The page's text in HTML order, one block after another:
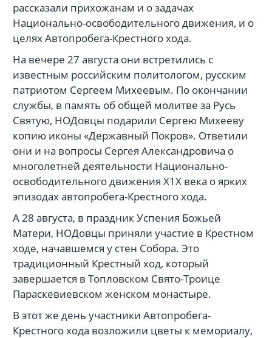
рассказали прихожанам и о задачах
Национально-освободительного движения, и о
целях Автопробега-Крестного хода.
На вечере 27 августа они встретились с
известным российским политологом, русским
патриотом Сергеем Михеевым. По окончании
службы, в память об общей молитве за Русь
Святую, НОДовцы подарили Сергею Михееву
копию иконы «Державный Покров». Ответили
они и на вопросы Сергея Александровича о
многолетней деятельности Национально-
освободительного движения Х1Х века о ярких
эпизодах автопробега-Крестного хода.
А 28 августа, в праздник Успения Божьей
Матери, НОДовцы приняли участие в Крестном
ходе, начавшемся у стен Собора. Это
традиционный Крестный ход, который
завершается в Топловском Свято-Троице
Параскевиевском женском монастыре.
В этот же день участники Автопробега-
Крестного хода возложили цветы к мемориалу,